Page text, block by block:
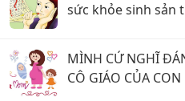
sức khỏe sinh sản
MÌNH CỨ NGHĨ
CÔ GIÁO CỦA CON